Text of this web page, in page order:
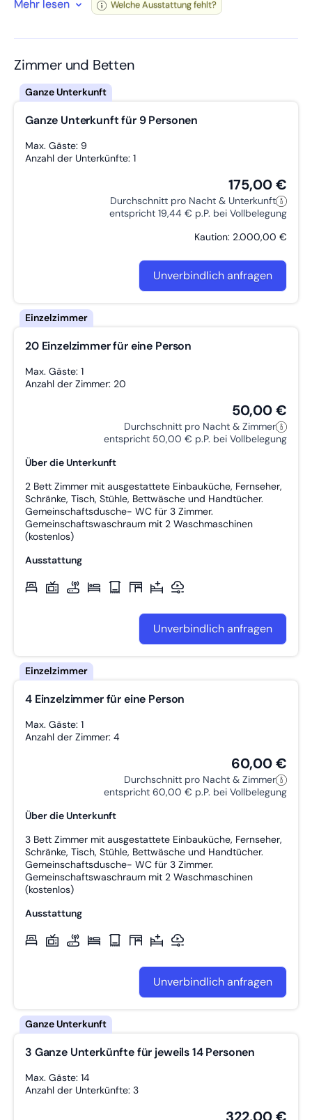
Wasch­maschine
Geschäfte in der Nähe
Mehr lesen Welche Ausstattung fehlt?
Zimmer und Betten
Ganze Unterkunft für 9 Personen
Max. Gäste: 9
Anzahl der Unterkünfte: 1
175,00 €
Durchschnitt pro Nacht & Unterkunft
entspricht 19,44 € p.P. bei Vollbelegung
Kaution: 2.000,00 €
Unverbindlich anfragen
20 Einzelzimmer für eine Person
Max. Gäste: 1
Anzahl der Zimmer: 20
50,00 €
Durchschnitt pro Nacht & Zimmer
entspricht 50,00 € p.P. bei Vollbelegung
Über die Unterkunft
2 Bett Zimmer mit ausgestattete Einbauküche, Fernseher,
Schränke, Tisch, Stühle, Bettwäsche und Handtücher.
Gemeinschaftsdusche- WC für 3 Zimmer.
Gemeinschaftswaschraum mit 2 Waschmaschinen
(kostenlos)
Ausstattung
Unverbindlich anfragen
4 Einzelzimmer für eine Person
Max. Gäste: 1
Anzahl der Zimmer: 4
60,00 €
Durchschnitt pro Nacht & Zimmer
entspricht 60,00 € p.P. bei Vollbelegung
Über die Unterkunft
3 Bett Zimmer mit ausgestattete Einbauküche, Fernseher,
Schränke, Tisch, Stühle, Bettwäsche und Handtücher.
Gemeinschaftsdusche- WC für 3 Zimmer.
Gemeinschaftswaschraum mit 2 Waschmaschinen
(kostenlos)
Ausstattung
Unverbindlich anfragen
3 Ganze Unterkünfte für jeweils 14 Personen
Max. Gäste: 14
Anzahl der Unterkünfte: 3